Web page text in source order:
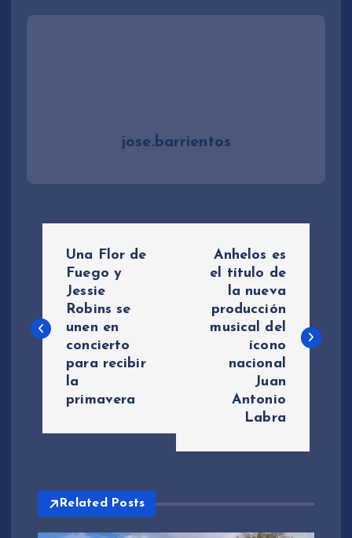
jose.barrientos
v
a
Una Flor de
Fuego y
Jessie
Robins se
unen en
concierto
para recibir
la
primavera
Anhelos es
el título de
la nueva
producción
musical del
ícono
nacional
Juan
Antonio
Labra
Related Posts